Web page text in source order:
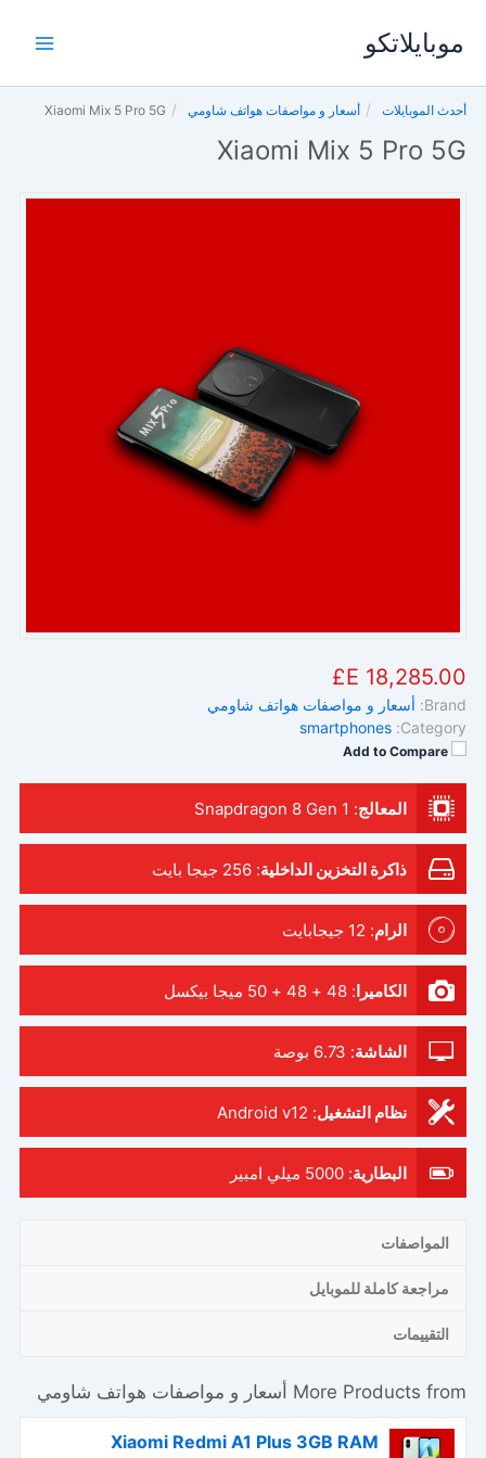
المحتوى
موبايلاتكو
أحدث الموبايلات أسعار و مواصفات هواتف شاومي Xiaomi Mix 5 Pro 5G
Xiaomi Mix 5 Pro 5G
18,285.00 E£
Brand: أسعار و مواصفات هواتف شاومي
Category:
smartphones
Add to Compare
المعالج:
Snapdragon 8 Gen 1
ذاكرة التخزين الداخلية: 256 جيجا بايت
الرام: 12 جيجابايت
الكاميرا : 48 + 48 + 50 ميجا بيكسل
الشاشة: 6.73 بوصة
نظام التشغيل:
Android v12
البطارية: 5000 ميلي امبير
المواصفات
مراجعة كاملة للموبايل
التقييمات
More Products from أسعار و مواصفات هواتف شاومي
Xiaomi Redmi A1 Plus 3GB RAM